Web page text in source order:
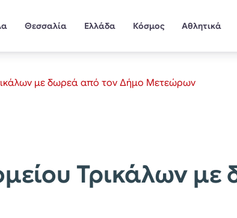
Θεσσαλία Ελλάδα Κόσμος Αθλητικά
με δωρεά από τον Δήμο Μετεώρων
Τρικάλων